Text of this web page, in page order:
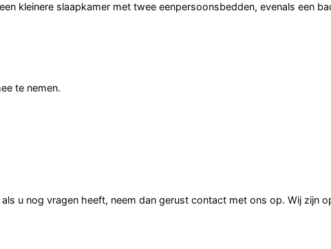
kleinere slaapkamer met twee eenpersoonsbedden, evenals een
te nemen.
u nog vragen heeft, neem dan gerust contact met ons op. Wij zijn